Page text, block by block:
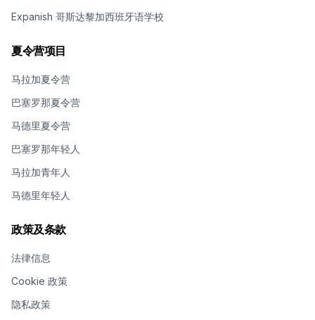
Expanish 哥斯达黎加西班牙语学校
夏令营项目
马拉加夏令营
巴塞罗那夏令营
马德里夏令营
巴塞罗那年轻人
马拉加青年人
马德里年轻人
政策及条款
法律信息
Cookie 政策
隐私政策